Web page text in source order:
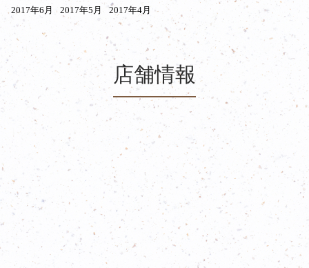
2017年6月
2017年5月 2017年4月
店舗情報